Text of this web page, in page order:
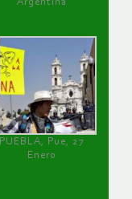
Argentina
PUEBLA, Pue, 27
Enero